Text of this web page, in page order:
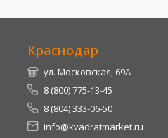
Краснодар
ул. Московская, 69А
8 (800) 775-13-45
8 (804) 333-06-50
info@kvadratmarket.ru